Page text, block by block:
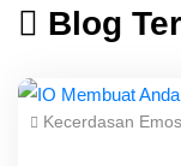
Blog
Kecerdasan